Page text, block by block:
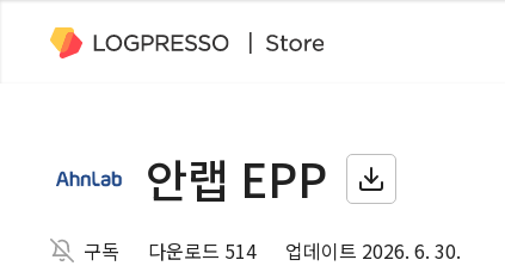
안랩 EPP
구독 다운로드 514 업데이트 2026. 6. 30.